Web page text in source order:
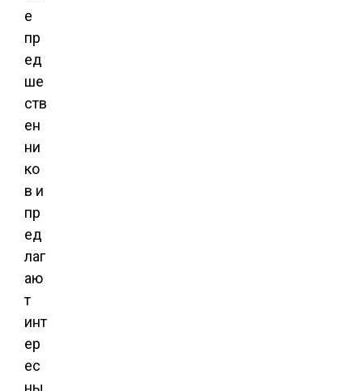
е
пр
ед
ше
ств
ен
ни
ко
в и
пр
ед
лаг
аю
т
инт
ер
ес
ны